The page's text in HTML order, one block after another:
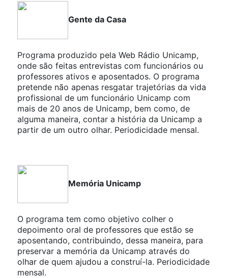
Gente da Casa
Programa produzido pela Web Rádio Unicamp,
onde são feitas entrevistas com funcionários ou
professores ativos e aposentados. O programa
pretende não apenas resgatar trajetórias da vida
profissional de um funcionário Unicamp com
mais de 20 anos de Unicamp, bem como, de
alguma maneira, contar a história da Unicamp a
partir de um outro olhar. Periodicidade mensal.
Memória Unicamp
O programa tem como objetivo colher o
depoimento oral de professores que estão se
aposentando, contribuindo, dessa maneira, para
preservar a memória da Unicamp através do
olhar de quem ajudou a construí-la. Periodicidade
mensal.